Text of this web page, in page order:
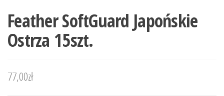
Feather SoftGuard Japońskie
Ostrza 15szt.
77,00zł